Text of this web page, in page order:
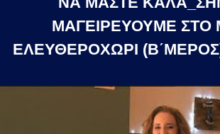
ΜΑΓΕΙΡΕΥΟΥΜΕ ΣΤΟ
ΕΛΕΥΘΕΡΟΧΩΡΙ (Β΄ΜΕΡΟΣ)